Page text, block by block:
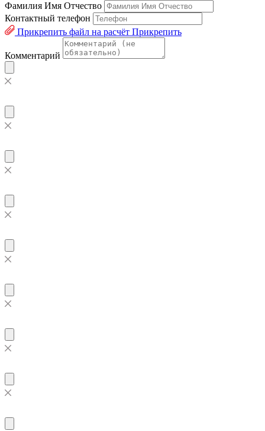
Фамилия Имя Отчество
Контактный телефон
Прикрепить файл на расчёт Прикрепить
Комментарий